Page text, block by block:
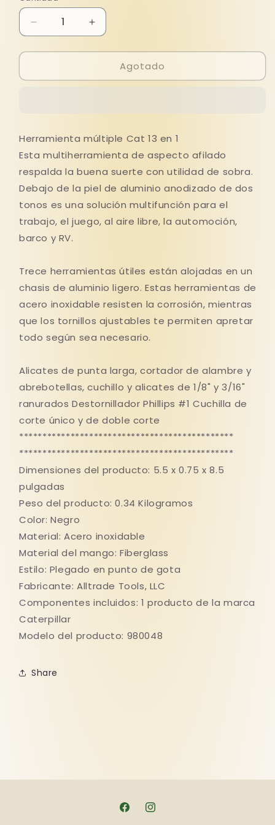
Reducir
cantidad
para
MULTIHERRAMIENTAS
13
Aumentar
cantidad
para
MULTIHERRAMIENTAS
13
Agotado
Herramienta múltiple Cat 13 en 1
Esta multiherramienta de aspecto afilado
respalda la buena suerte con utilidad de sobra.
Debajo de la piel de aluminio anodizado de dos
tonos es una solución multifunción para el
trabajo, el juego, al aire libre, la automoción,
barco y RV.
Trece herramientas útiles están alojadas en un
chasis de aluminio ligero. Estas herramientas de
acero inoxidable resisten la corrosión, mientras
que los tornillos ajustables te permiten apretar
todo según sea necesario.
Alicates de punta larga, cortador de alambre y
abrebotellas, cuchillo y alicates de 1/8" y 3/16"
ranurados Destornillador Phillips #1 Cuchilla de
corte único y de doble corte
**********************************************
**********************************************
Dimensiones del producto: 5.5 x 0.75 x 8.5
pulgadas
Peso del producto: 0.34 Kilogramos
Color: Negro
Material: Acero inoxidable
Material del mango: Fiberglass
Estilo: Plegado en punto de gota
Fabricante: Alltrade Tools, LLC
Componentes incluidos: 1 producto de la marca
Caterpillar
Modelo del producto: 980048
Share
FacebookInstagram